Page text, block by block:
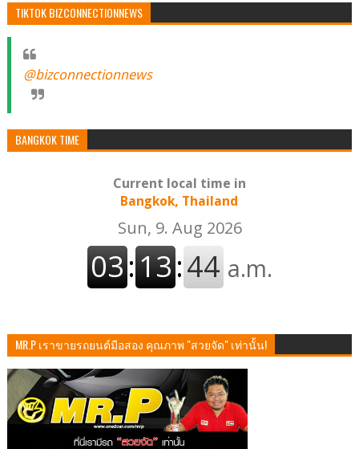
TIKTOK BIZCONNECTIONNEWS
@bizconnectionnews
BANGKOK TIME
Current local time in
Bangkok, Thailand
MR.P เราขายรถยนต์มือสอง คุณภาพ "สวยจัด" เท่านั้น!